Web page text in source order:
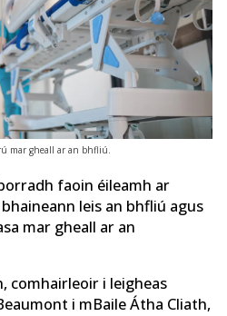
mar gheall ar an bhfliú.
faoin éileamh ar
leis an bhfliú agus
mar gheall ar an
comhairleoir i leigheas
i mBaile Átha Cliath,